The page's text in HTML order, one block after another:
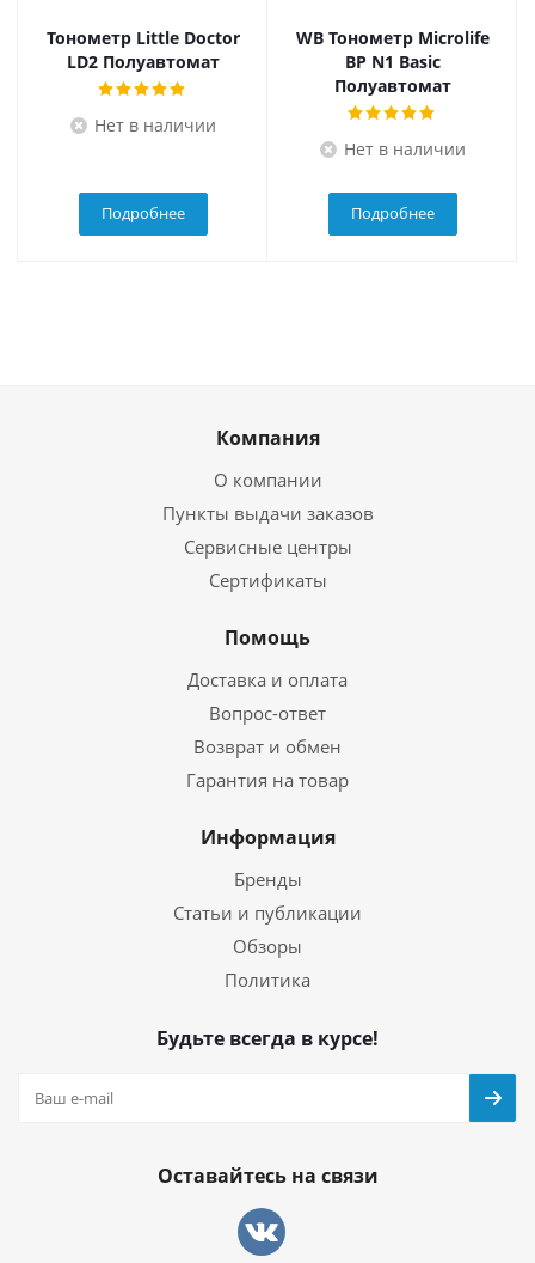
Тонометр Little Doctor
LD2 Полуавтомат
Нет в наличии
Подробнее
WB Тонометр Microlife
BP N1 Basic
Полуавтомат
Нет в наличии
Подробнее
Компания
О компании
Пункты выдачи заказов
Сервисные центры
Сертификаты
Помощь
Доставка и оплата
Вопрос-ответ
Возврат и обмен
Гарантия на товар
Информация
Бренды
Статьи и публикации
Обзоры
Политика
Будьте всегда в курсе!
Оставайтесь на связи